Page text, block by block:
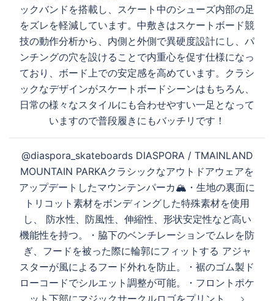
ックバンドを搭載し、スケート中のシューズ内部の足
をズレを軽減しています。中敷きはスケートボード競
技の動作分析から、内側と外側で異硬度設計にし、パ
ンチングの穴を設けることで内重心を促す仕様になっ
ており、ボード上での安定感を高めています。クラシ
ックなデザインがスケートボードシーンはもちろん、
日常の様々なスタイルにも合わせやすい一足となって
いますので普段履きにもバッチリです！
@diaspora_skateboards DIASPORA / TMAINLAND
MOUNTAIN PARKAクラシックなアウトドアウェアを
アップデートしたマウンテンパーカ🏔・生地の裏面に
トリコット素材をボンディングした特殊素材を使用
し、 防水性、防風性、伸縮性、形状安定性など高い
機能性を持つ。・脇下のベンチレーションでムレを防
ぎ、フードを被った際に輪郭にフィットする アジャ
スターが風によるフード外れを防止。・裾のゴム製ド
ローコードでシルエット調整が可能。・フロントポケ
ット下部にマジックサークルロゴをプリント。